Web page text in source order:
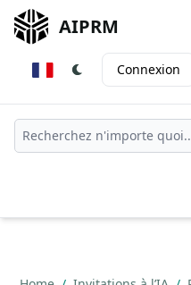
AIPRM
Connexion